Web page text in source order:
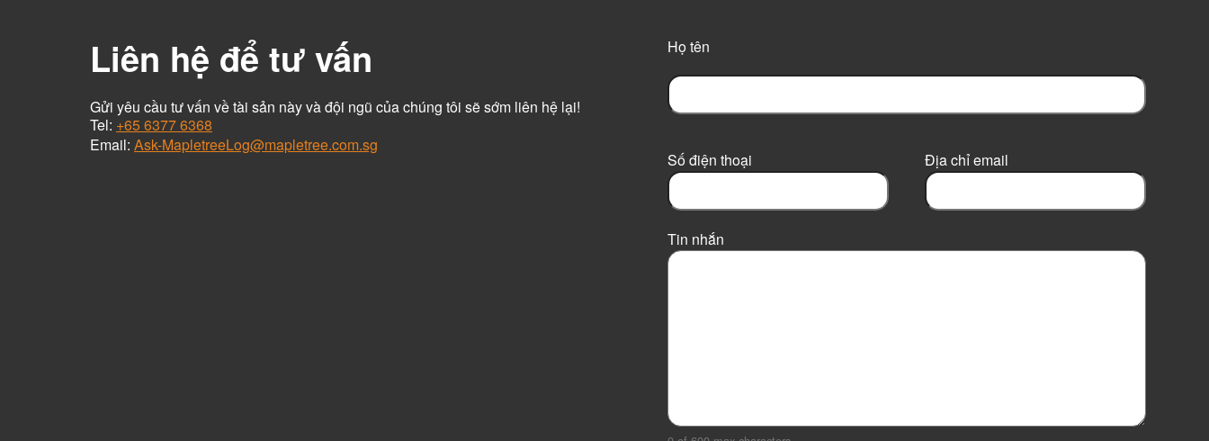
Liên hệ để tư vấn
Gửi yêu cầu tư vấn về tài sản này và đội ngũ của chúng tôi sẽ sớm liên hệ lại!
Tel: +65 6377 6368
Email: Ask-MapletreeLog@mapletree.com.sg
Họ tên
r
s
t
Số điện thoại Địa chỉ email
Tin nhắn